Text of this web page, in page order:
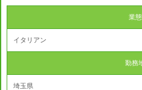
業態
イタリアン
勤務
埼玉県